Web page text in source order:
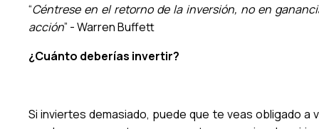
“Céntrese en el retorno de la inversión, no en
acción” - Warren Buffett
¿Cuánto deberías invertir?
Si inviertes demasiado, puede que te veas obligado a